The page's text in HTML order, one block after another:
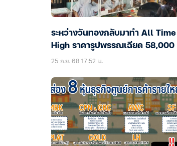
ระหว่างวันทองกลับมาทำ All Time
High ราคารูปพรรณเฉียด 58,000
25 ก.ย. 68 17:52 น.